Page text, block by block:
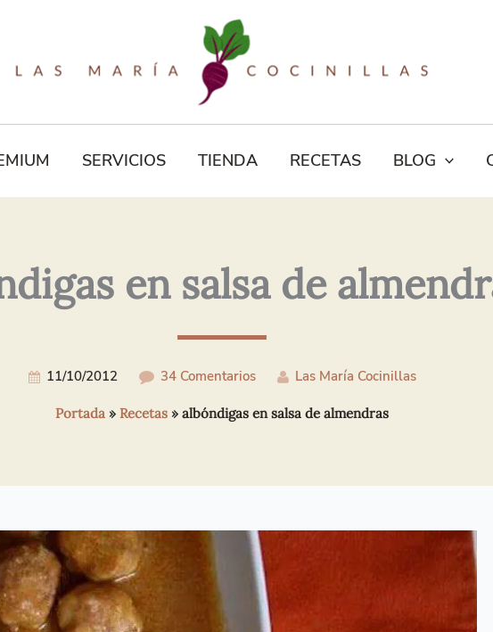
SERVICIOS TIENDA RECETAS BLOG
en salsa de
11/10/2012 34 Comentarios Las María Cocinillas
Portada » Recetas » albóndigas en salsa de almendras
Electrónico*